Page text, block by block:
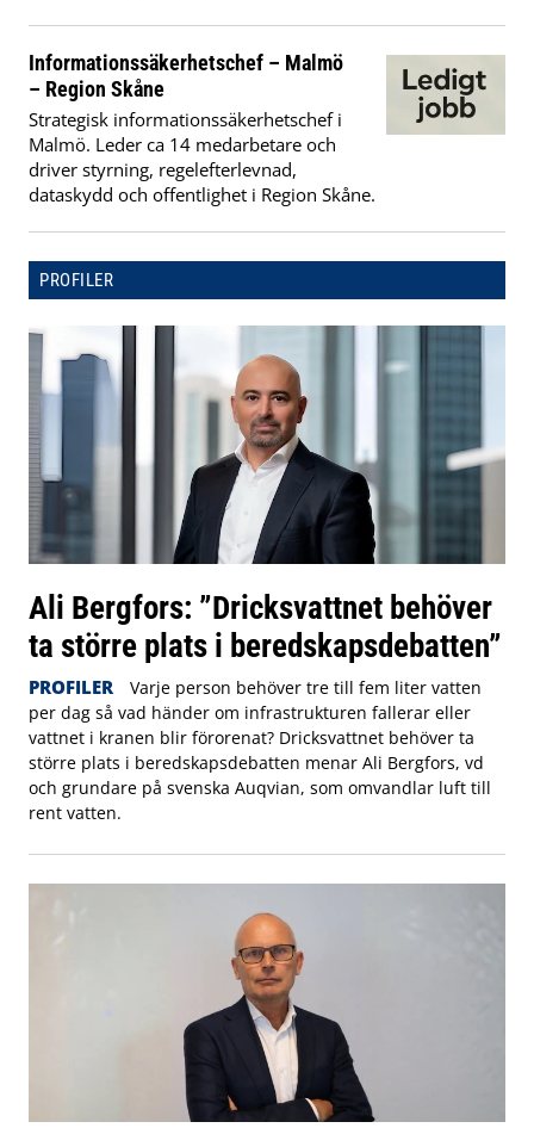
Informationssäkerhetschef – Malmö
– Region Skåne
Strategisk informationssäkerhetschef i
Malmö. Leder ca 14 medarbetare och
driver styrning, regelefterlevnad,
dataskydd och offentlighet i Region Skåne.
PROFILER
Ali Bergfors: ”Dricksvattnet behöver
ta större plats i beredskapsdebatten”
PROFILER
Varje person behöver tre till fem liter vatten
per dag så vad händer om infrastrukturen fallerar eller
vattnet i kranen blir förorenat? Dricksvattnet behöver ta
större plats i beredskapsdebatten menar Ali Bergfors, vd
och grundare på svenska Auqvian, som omvandlar luft till
rent vatten.